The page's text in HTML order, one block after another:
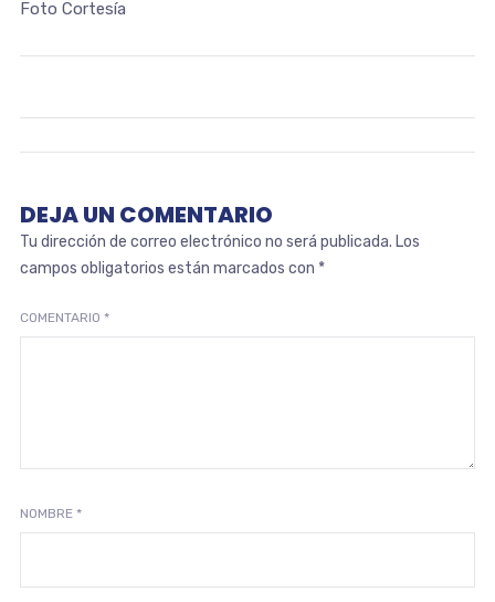
Foto Cortesía
DEJA UN COMENTARIO
Tu dirección de correo electrónico no será publicada. Los
campos obligatorios están marcados con *
COMENTARIO *
NOMBRE *